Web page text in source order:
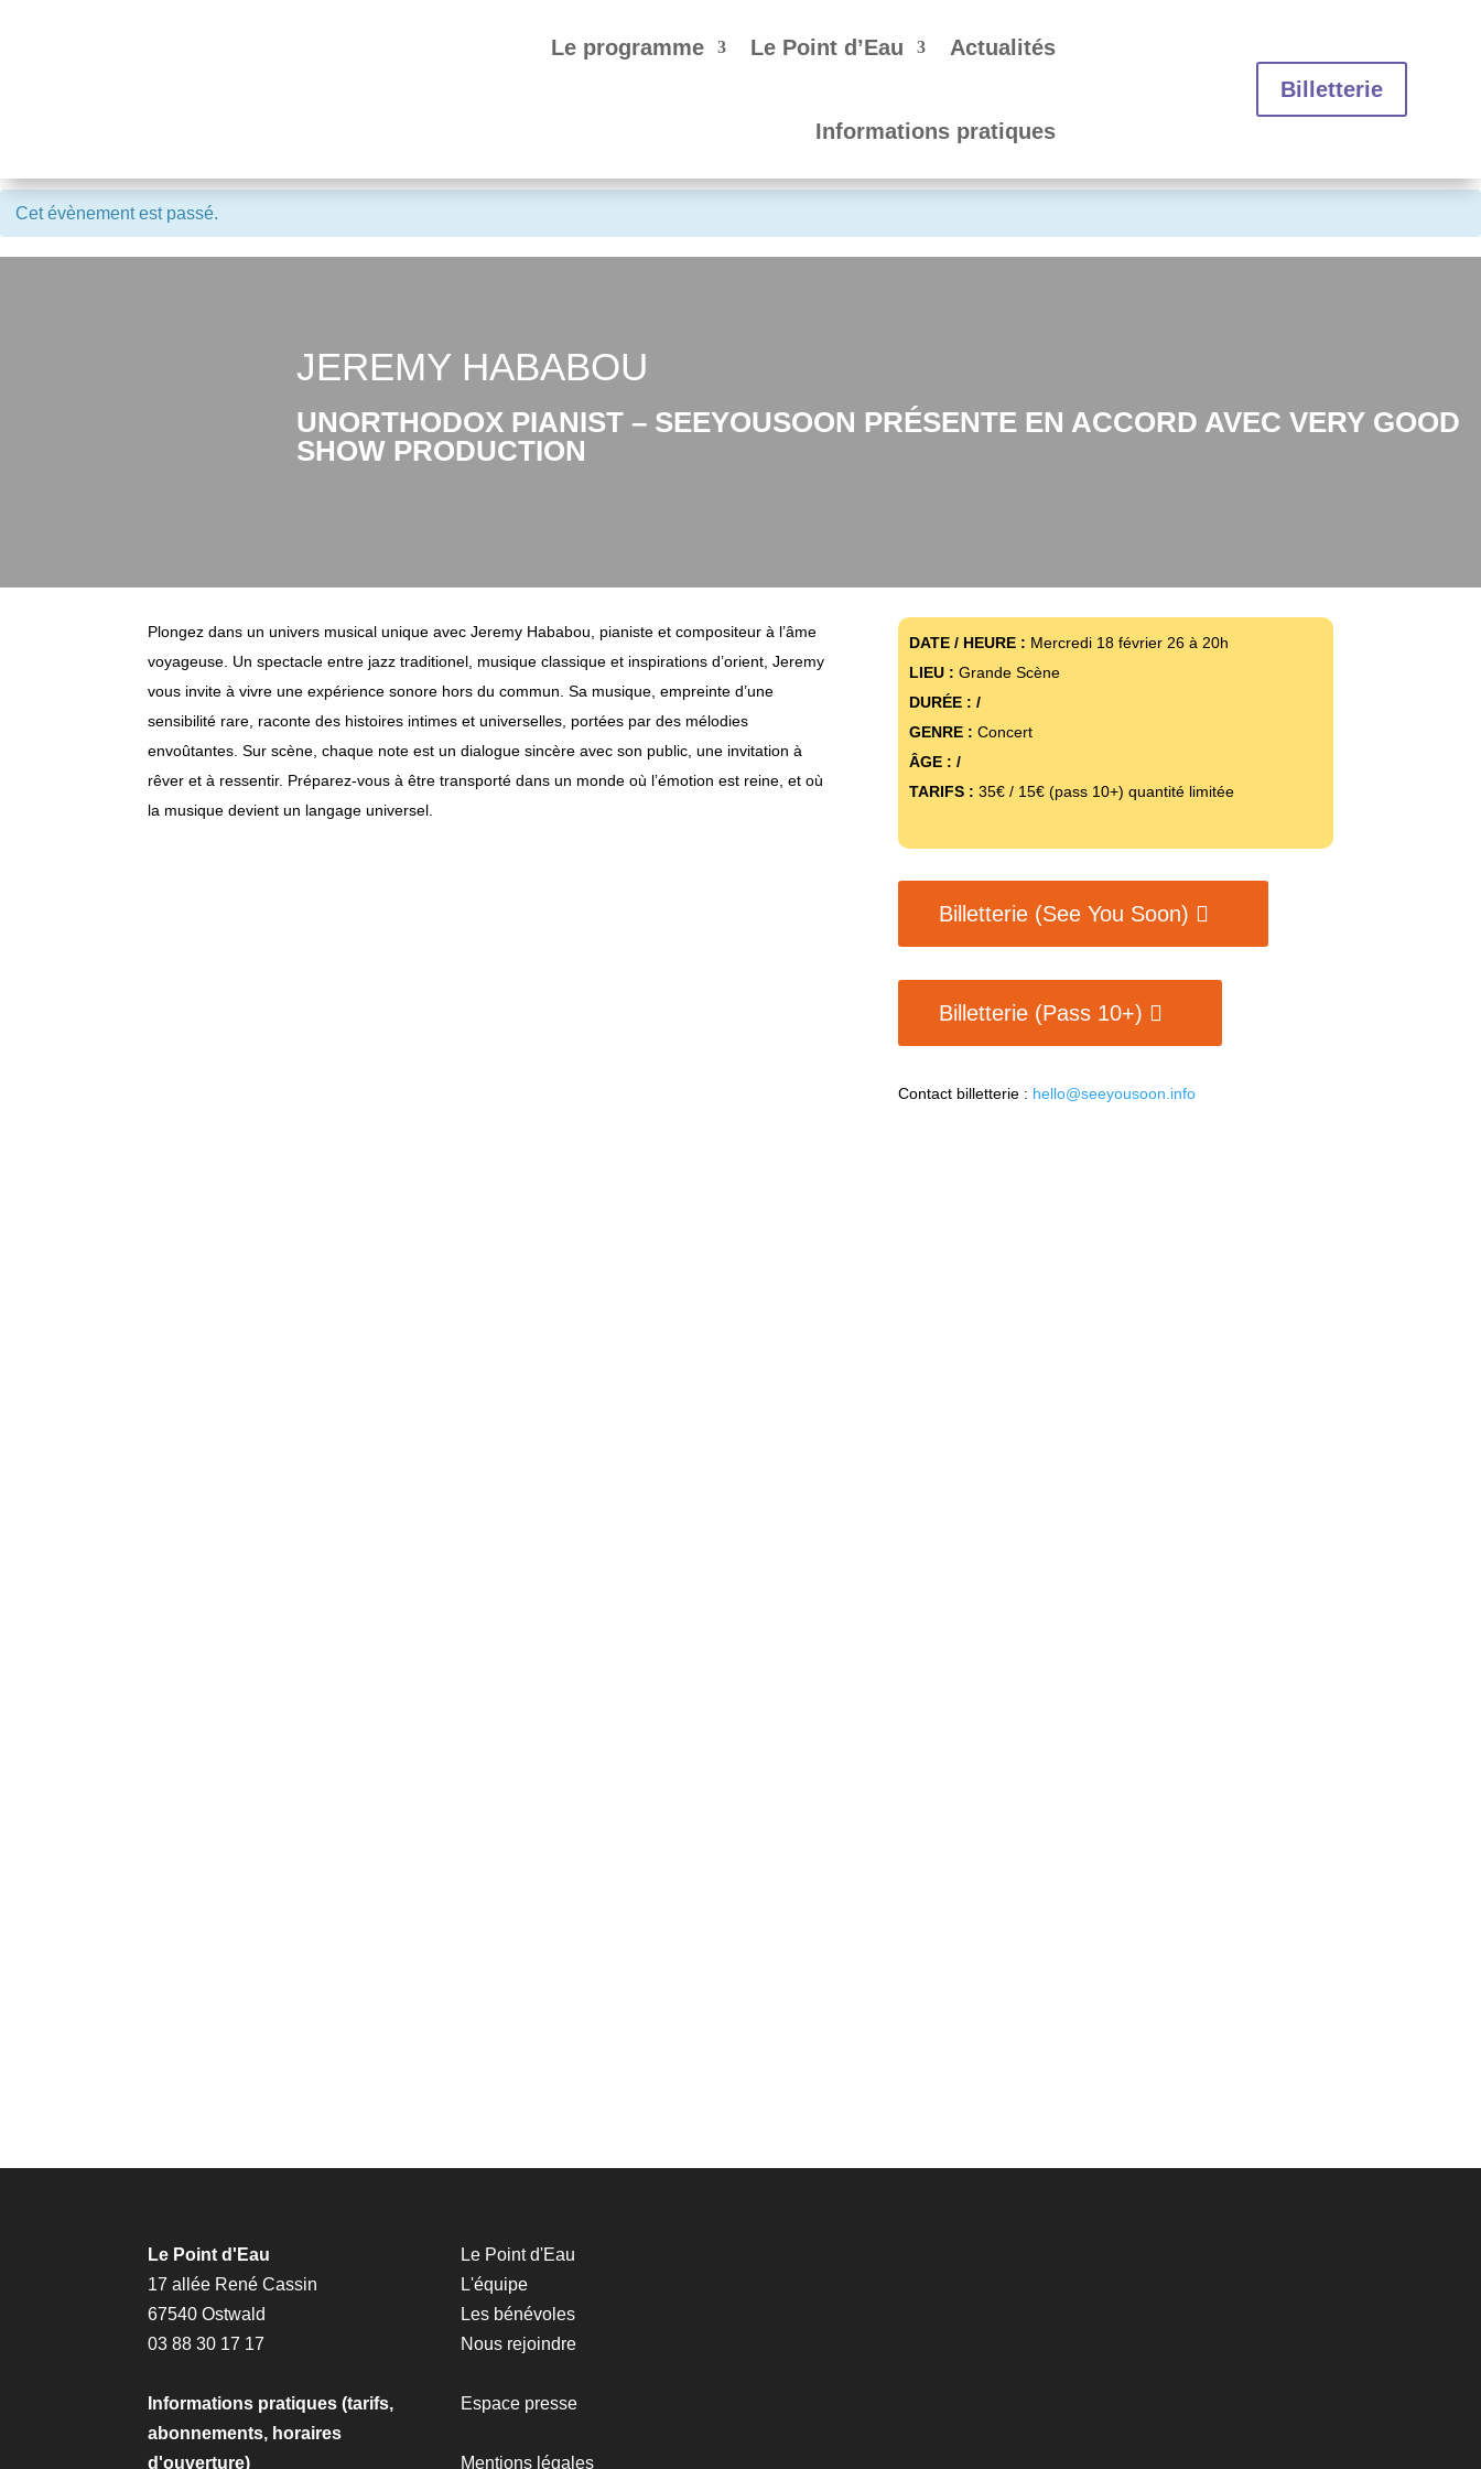
Le programme Le Point d’Eau Actualités
Informations pratiques
Billetterie
Cet évènement est passé.
JEREMY HABABOU
UNORTHODOX PIANIST – SEEYOUSOON PRÉSENTE EN ACCORD AVEC VERY GOOD
SHOW PRODUCTION
Plongez dans un univers musical unique avec Jeremy Hababou, pianiste et compositeur à l’âme
voyageuse. Un spectacle entre jazz traditionel, musique classique et inspirations d’orient, Jeremy
vous invite à vivre une expérience sonore hors du commun. Sa musique, empreinte d’une
sensibilité rare, raconte des histoires intimes et universelles, portées par des mélodies
envoûtantes. Sur scène, chaque note est un dialogue sincère avec son public, une invitation à
rêver et à ressentir. Préparez-vous à être transporté dans un monde où l’émotion est reine, et où
la musique devient un langage universel.
DATE / HEURE : Mercredi 18 février 26 à 20h
LIEU : Grande Scène
DURÉE : /
GENRE : Concert
ÂGE : /
TARIFS : 35€ / 15€ (pass 10+) quantité limitée
Billetterie (See You Soon)
Billetterie (Pass 10+)
Contact billetterie : hello@seeyousoon.info
Le Point d'Eau
17 allée René Cassin
67540 Ostwald
03 88 30 17 17
Informations pratiques (tarifs,
abonnements, horaires
d'ouverture)
Le Point d'Eau
L'équipe
Les bénévoles
Nous rejoindre
Espace presse
Mentions légales